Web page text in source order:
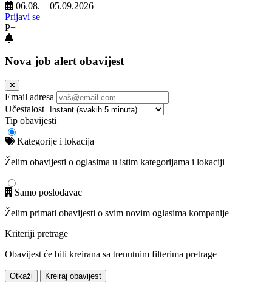
06.08. – 05.09.2026
Prijavi se
P+
Nova job alert obavijest
Email adresa
Učestalost
Tip obavijesti
Kategorije i lokacija
Želim obavijesti o oglasima u istim kategorijama i lokaciji
Samo poslodavac
Želim primati obavijesti o svim novim oglasima kompanije
Kriteriji pretrage
Obavijest će biti kreirana sa trenutnim filterima pretrage
Otkaži Kreiraj obavijest